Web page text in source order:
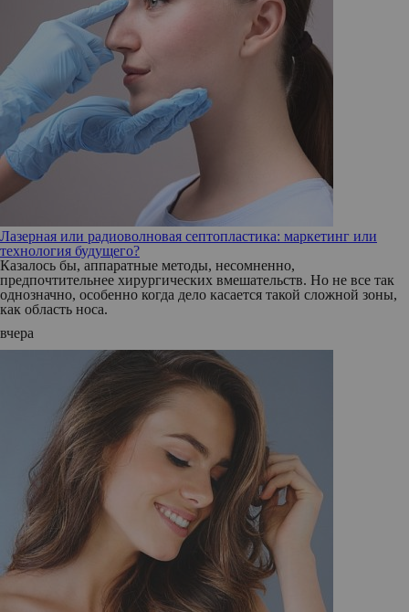
Лазерная или радиоволновая септопластика: маркетинг или
технология будущего?
Казалось бы, аппаратные методы, несомненно,
предпочтительнее хирургических вмешательств. Но не все так
однозначно, особенно когда дело касается такой сложной зоны,
как область носа.
вчера